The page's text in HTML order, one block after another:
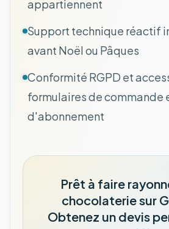
appartiennent
Support technique réactif
avant Noël ou Pâques
Conformité RGPD et
formulaires de commande
d'abonnement
Prêt à faire
chocolaterie sur
Obtenez un devis